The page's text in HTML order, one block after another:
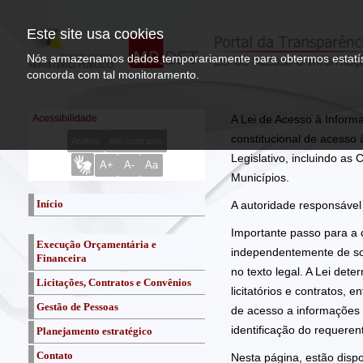
Acessibilidade
A+ A- Aa
Início
Execução Orçamentária e
Financeira
Crédito Orçamentário e Receitas
Próprias
Fundos: Saldos e Receitas
Detalhamento das Despesas
Licitações, Contratos e Convênios
Licitações
Respostas a impugnações e
pedidos de esclarecimento
Gestão de Pessoas
Quadro de Membros
Ativos
Quadro de Servidores
Planejamento estratégico
Planejamento estratégico -
Contato
A Lei de Acesso à
constitucional de acesso
Legislativo, incluindo as
Municípios.
A autoridade
Importante passo para a
independentemente de
no texto legal. A Lei
licitatórios e contratos,
de acesso a
identificação do
Nesta página, estão
Este site usa cookies
Nós armazenamos dados temporariamente para obtermos
concorda com tal monitoramento.